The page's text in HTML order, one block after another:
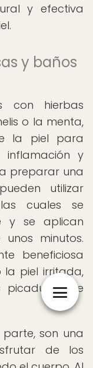
y efectiva
y baños
con hierbas
o la menta,
la piel para
inflamación y
preparar una
utilizar
cuales se
y se aplican
minutos.
beneficiosa
piel irritada,
picaduras de
son una
de los